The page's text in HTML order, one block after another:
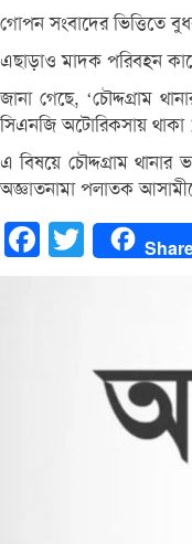
গোপন সংবাদের ভিত্তিতে
এছাড়াও মাদক পরিবহন
জানা গেছে, ‘চৌদ্দগ্রাম
সিএনজি অটোরিকসায়
এ বিষয়ে চৌদ্দগ্রাম
অজ্ঞাতনামা পলাতক
FacebookTwitter